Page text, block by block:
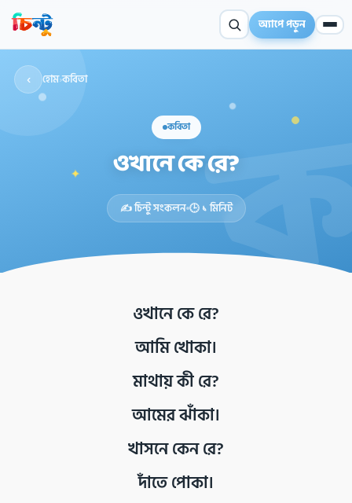
অ্যাপে পড়ুন
✦
‹ হোম›কবিতা
কবিতা
ওখানে কে রে?
✍️ চিন্টু সংকলন 🕒 ১ মিনিট
ওখানে কে রে?
আমি খোকা।
মাথায় কী রে?
আমের ঝাঁকা।
খাসনে কেন রে?
দাঁতে পোকা।